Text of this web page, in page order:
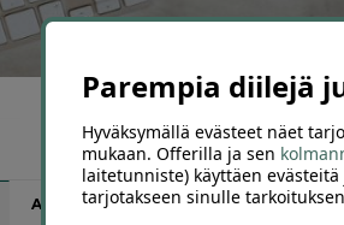
ARVIOT (0) SUOSITTELE
Parempia diilejä
Hyväksymällä evästeet näet
mukaan. Offerilla ja sen
laitetunniste) käyttäen
tarjotakseen sinulle